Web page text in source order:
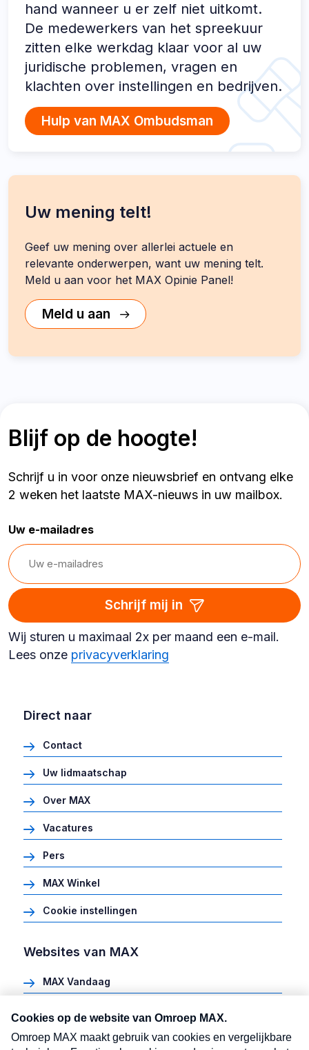
hand wanneer u er zelf niet uitkomt.
De medewerkers van het spreekuur
zitten elke werkdag klaar voor al uw
juridische problemen, vragen en
klachten over instellingen en bedrijven.
Hulp van MAX Ombudsman
Uw mening telt!
Geef uw mening over allerlei actuele en
relevante onderwerpen, want uw mening telt.
Meld u aan voor het MAX Opinie Panel!
Meld u aan
Blijf op de hoogte!
Schrijf u in voor onze nieuwsbrief en ontvang elke
2 weken het laatste MAX-nieuws in uw mailbox.
Uw e-mailadres
Schrijf mij in
Wij sturen u maximaal 2x per maand een e-mail.
Lees onze privacyverklaring
Direct naar
Contact
Uw lidmaatschap
Over MAX
Vacatures
Pers
MAX Winkel
Cookie instellingen
Websites van MAX
MAX Vandaag
Meldpunt Actueel